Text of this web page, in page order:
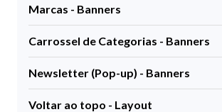
Marcas - Banners
Carrossel de Categorias - Banners
Newsletter (Pop-up) - Banners
Voltar ao topo - Layout